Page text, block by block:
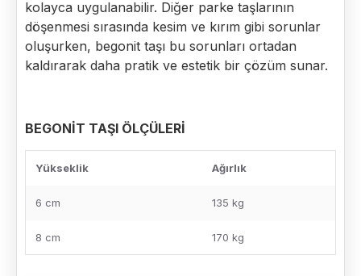
kolayca uygulanabilir. Diğer parke taşlarının
döşenmesi sırasında kesim ve kırım gibi sorunlar
oluşurken, begonit taşı bu sorunları ortadan
kaldırarak daha pratik ve estetik bir çözüm sunar.
BEGONİT TAŞI ÖLÇÜLERİ
Yükseklik Ağırlık
6 cm 135 kg
8 cm 170 kg